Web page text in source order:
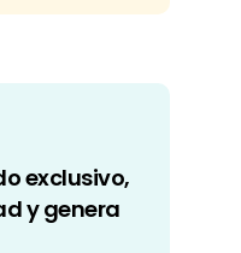
exclusivo,
y genera